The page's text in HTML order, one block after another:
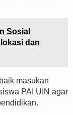
Sosial
dan
masukan
PAI UIN agar